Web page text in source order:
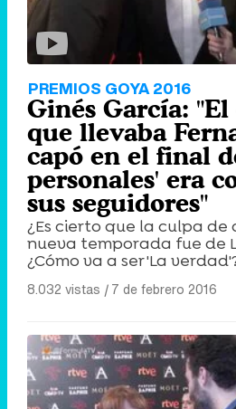
PREMIOS GOYA 2016
Ginés García:
que llevaba
capó en el final
personales' era
sus seguidores"
¿Es cierto que la culpa de
nueva temporada fue de
¿Cómo va a ser 'La
8.032 vistas |7 de febrero 2016